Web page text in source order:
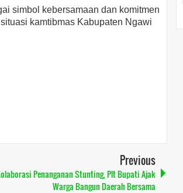
simbol kebersamaan dan komitmen
kamtibmas Kabupaten Ngawi
Previous
Penanganan Stunting, Plt Bupati Ajak
Warga Bangun Daerah Bersama